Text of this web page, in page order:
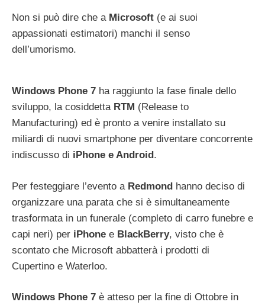
Non si può dire che a Microsoft (e ai suoi
appassionati estimatori) manchi il senso
dell’umorismo.
Windows Phone 7 ha raggiunto la fase finale dello
sviluppo, la cosiddetta RTM (Release to
Manufacturing) ed è pronto a venire installato su
miliardi di nuovi smartphone per diventare concorrente
indiscusso di iPhone e Android .
Per festeggiare l’evento a Redmond hanno deciso di
organizzare una parata che si è simultaneamente
trasformata in un funerale (completo di carro funebre e
capi neri) per iPhone e BlackBerry, visto che è
scontato che Microsoft abbatterà i prodotti di
Cupertino e Waterloo.
Windows Phone 7 è atteso per la fine di Ottobre in